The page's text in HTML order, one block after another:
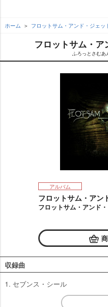
ホーム フロットサム・アンド・ジェッ
フロットサム・
ふろっとさむあ
アルバム
フロットサム・アン
フロットサム・アンド
収録曲
1. セブンス・シール